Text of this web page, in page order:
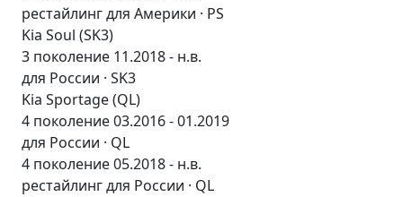
рестайлинг для Америки · PS
Kia Soul (SK3)
3 поколение 11.2018 - н.в.
для России · SK3
Kia Sportage (QL)
4 поколение 03.2016 - 01.2019
для России · QL
4 поколение 05.2018 - н.в.
рестайлинг для России · QL